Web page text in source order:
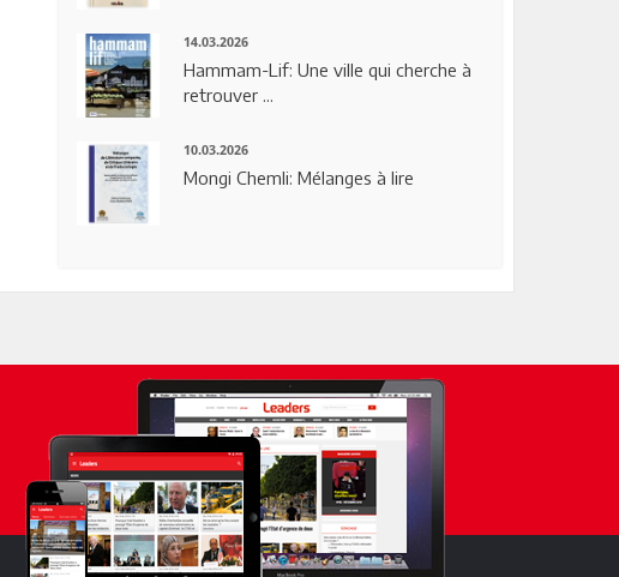
14.03.2026
Hammam-Lif: Une ville qui cherche à
retrouver ...
10.03.2026
Mongi Chemli: Mélanges à lire